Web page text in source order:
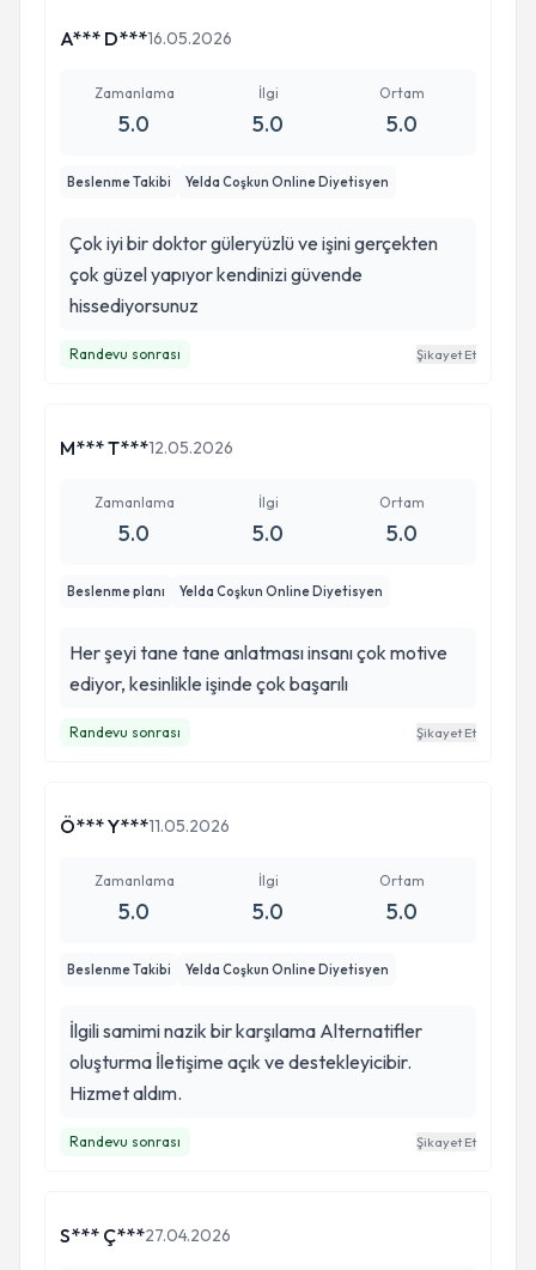
A*** D***16.05.2026
Zamanlama
5.0
İlgi
5.0
Ortam
5.0
Beslenme Takibi Yelda Coşkun Online Diyetisyen
Çok iyi bir doktor güleryüzlü ve işini gerçekten
çok güzel yapıyor kendinizi güvende
hissediyorsunuz
Randevu sonrası Şikayet Et
M*** T***12.05.2026
Zamanlama
5.0
İlgi
5.0
Ortam
5.0
Beslenme planı Yelda Coşkun Online Diyetisyen
Her şeyi tane tane anlatması insanı çok motive
ediyor, kesinlikle işinde çok başarılı
Randevu sonrası Şikayet Et
Ö*** Y***11.05.2026
Zamanlama
5.0
İlgi
5.0
Ortam
5.0
Beslenme Takibi Yelda Coşkun Online Diyetisyen
İlgili samimi nazik bir karşılama Alternatifler
oluşturma İletişime açık ve destekleyicibir.
Hizmet aldım.
Randevu sonrası Şikayet Et
S*** Ç***27.04.2026